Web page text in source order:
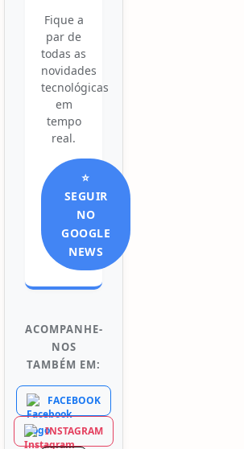
Fique a
par de
todas as
novidades
tecnológicas
em
tempo
real.
⭐
SEGUIR
NO
GOOGLE
NEWS
ACOMPANHE-
NOS
TAMBÉM EM:
FACEBOOK
INSTAGRAM